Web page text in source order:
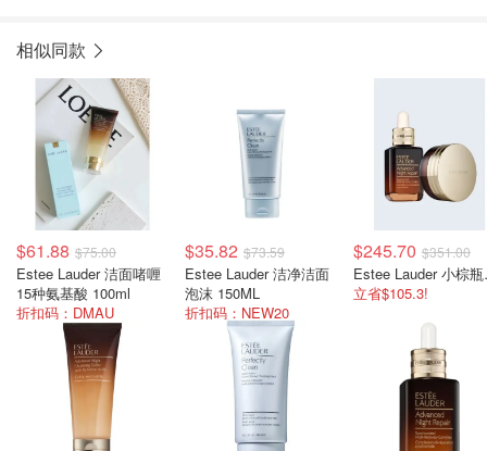
相似同款
$61.88 $75.00
Estee Lauder 洁面啫喱
15种氨基酸 100ml
折扣码：DMAU
$35.82 $73.59
Estee Lauder 洁净洁面
泡沫 150ML
折扣码：NEW20
$245.70 $351.00
立省$105.3!